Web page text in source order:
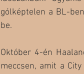
gólképtelen a BL-
be.
Október 4-én
meccsen, amit a